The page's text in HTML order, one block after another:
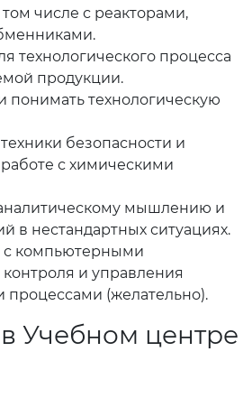
числе с реакторами,
технологического процесса
продукции.
понимать технологическую
безопасности и
с химическими
мышлению и
в нестандартных ситуациях.
с компьютерными
и управления
процессами (желательно).
Учебном центре